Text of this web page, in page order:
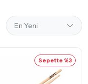
Sepette %3